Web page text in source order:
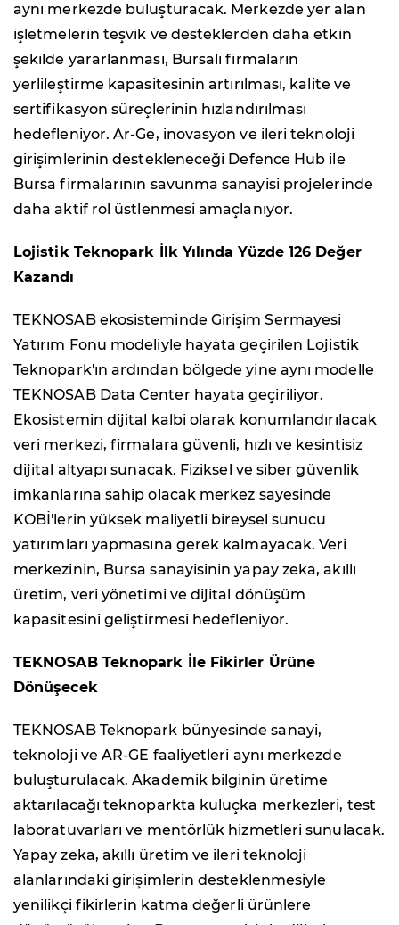
aynı merkezde buluşturacak. Merkezde yer alan
işletmelerin teşvik ve desteklerden daha etkin
şekilde yararlanması, Bursalı firmaların
yerlileştirme kapasitesinin artırılması, kalite ve
sertifikasyon süreçlerinin hızlandırılması
hedefleniyor. Ar-Ge, inovasyon ve ileri teknoloji
girişimlerinin destekleneceği Defence Hub ile
Bursa firmalarının savunma sanayisi projelerinde
daha aktif rol üstlenmesi amaçlanıyor.
Lojistik Teknopark İlk Yılında Yüzde 126 Değer
Kazandı
TEKNOSAB ekosisteminde Girişim Sermayesi
Yatırım Fonu modeliyle hayata geçirilen Lojistik
Teknopark'ın ardından bölgede yine aynı modelle
TEKNOSAB Data Center hayata geçiriliyor.
Ekosistemin dijital kalbi olarak konumlandırılacak
veri merkezi, firmalara güvenli, hızlı ve kesintisiz
dijital altyapı sunacak. Fiziksel ve siber güvenlik
imkanlarına sahip olacak merkez sayesinde
KOBİ'lerin yüksek maliyetli bireysel sunucu
yatırımları yapmasına gerek kalmayacak. Veri
merkezinin, Bursa sanayisinin yapay zeka, akıllı
üretim, veri yönetimi ve dijital dönüşüm
kapasitesini geliştirmesi hedefleniyor.
TEKNOSAB Teknopark İle Fikirler Ürüne
Dönüşecek
TEKNOSAB Teknopark bünyesinde sanayi,
teknoloji ve AR-GE faaliyetleri aynı merkezde
buluşturulacak. Akademik bilginin üretime
aktarılacağı teknoparkta kuluçka merkezleri, test
laboratuvarları ve mentörlük hizmetleri sunulacak.
Yapay zeka, akıllı üretim ve ileri teknoloji
alanlarındaki girişimlerin desteklenmesiyle
yenilikçi fikirlerin katma değerli ürünlere